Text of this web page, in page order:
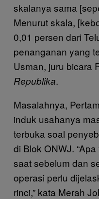
skalanya sama
Menurut skala,
0,01 persen dari
penanganan yang
Usman, juru bicara
Republika.
Masalahnya,
induk usahanya
terbuka soal
di Blok ONWJ.
saat sebelum dan
operasi perlu
rinci,” kata Merah